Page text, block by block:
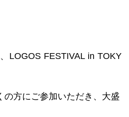
LOGOS FESTIVAL in TOKY
の方にご参加いただき、大盛